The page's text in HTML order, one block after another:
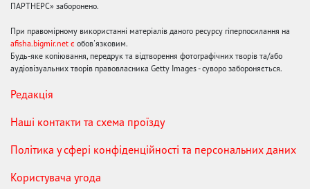
ПАРТНЕРС» заборонено.
При правомірному використанні матеріалів даного ресурсу гіперпосилання на
afisha.bigmir.net є обов'язковим.
Будь-яке копіювання, передрук та відтворення фотографічних творів та/або
аудіовізуальних творів правовласника Getty Images - суворо забороняється.
Редакція
Наші контакти та схема проїзду
Політика у сфері конфіденційності та персональних даних
Користувача угода